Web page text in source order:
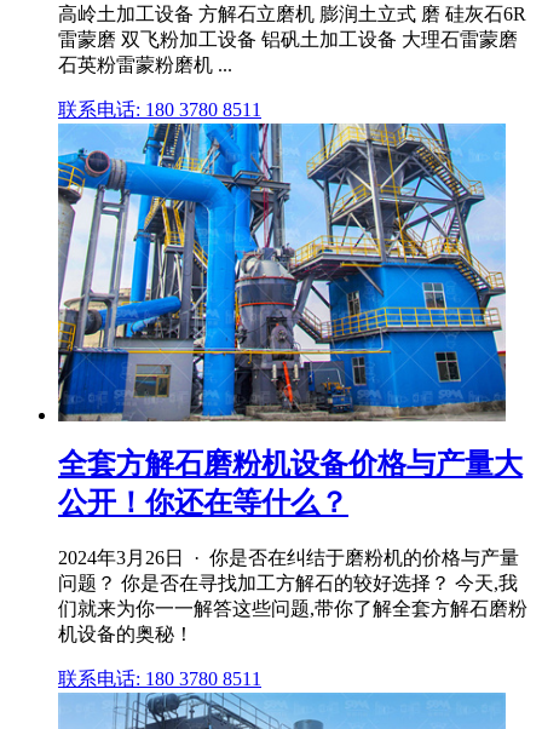
高岭土加工设备 方解石立磨机 膨润土立式 磨 硅灰石6R
雷蒙磨 双飞粉加工设备 铝矾土加工设备 大理石雷蒙磨
石英粉雷蒙粉磨机 ...
联系电话: 180 3780 8511
全套方解石磨粉机设备价格与产量大
公开！你还在等什么？
2024年3月26日 · 你是否在纠结于磨粉机的价格与产量
问题？ 你是否在寻找加工方解石的较好选择？ 今天,我
们就来为你一一解答这些问题,带你了解全套方解石磨粉
机设备的奥秘！
联系电话: 180 3780 8511